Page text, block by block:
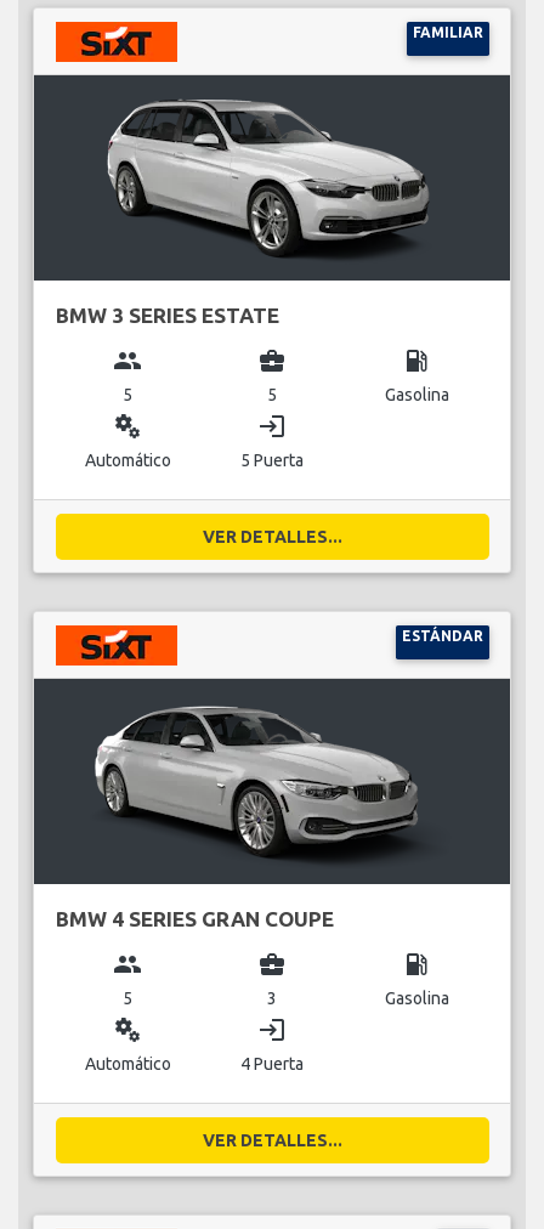
FAMILIAR
BMW 3 SERIES ESTATE
group
5
business_center
5
local_gas_station
Gasolina
miscellaneous_services
Automático
login
5 Puerta
VER DETALLES...
ESTÁNDAR
BMW 4 SERIES GRAN COUPE
group
5
business_center
3
local_gas_station
Gasolina
miscellaneous_services
Automático
login
4 Puerta
VER DETALLES...